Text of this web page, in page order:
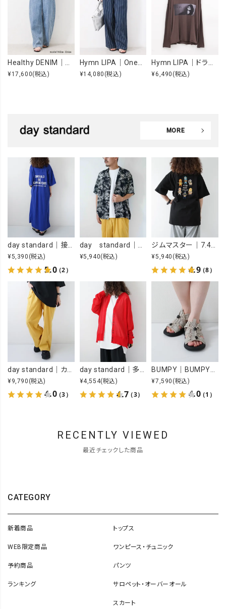
¥17,600(税込) ¥14,080 (税込) ¥6,490 (税込)
MORE
¥5,390 (税込)
5.0（2）
¥5,940(税込)
ジムマスター｜7.4OZ YOU GOT THIS 刺繍Tee [[G721707]][D]
¥5,940 (税込)
4.9（8）
¥9,790 (税込)
4.0（3）
¥4,554(税込)
4.7（3）
¥7,590 (税込)
4.0（1）
RECENTLY VIEWED
最近チェックした商品
CATEGORY
新着商品
WEB限定商品
予約商品
ランキング
トップス
ワンピース・チュニック
パンツ
サロペット・オーバーオール
スカート